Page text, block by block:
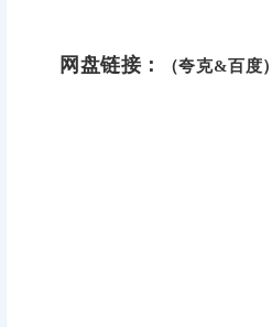
网盘链接： （夸克&百度）